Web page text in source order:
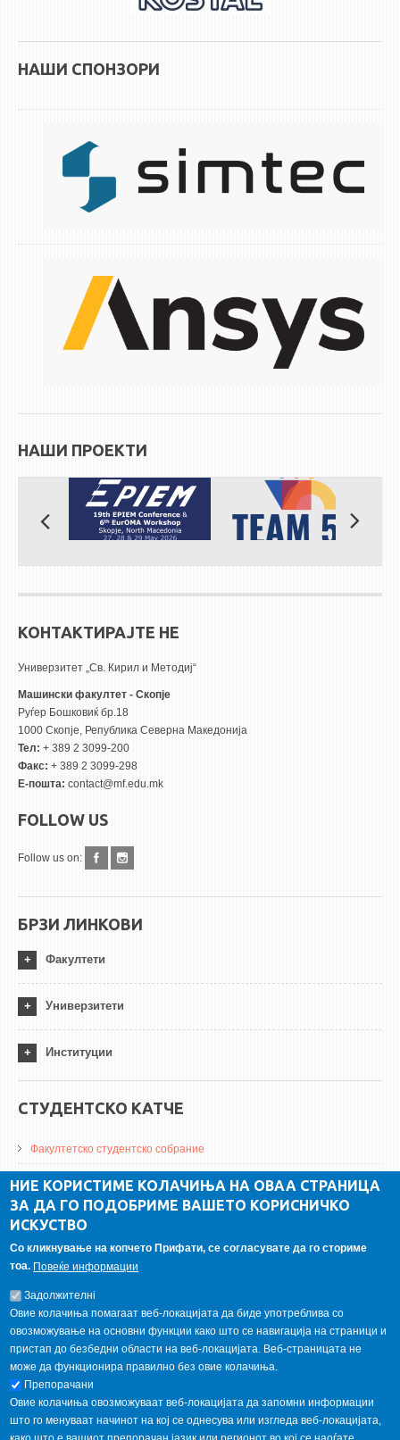
НАШИ СПОНЗОРИ
НАШИ ПРОЕКТИ
КОНТАКТИРАЈТЕ НЕ
Универзитет „Св. Кирил и Методиј“
Машински факултет - Скопје
Руѓер Бошковиќ бр.18
1000 Скопје, Република Северна Македонија
Тел: + 389 2 3099-200
Факс: + 389 2 3099-298
Е-пошта: contact@mf.edu.mk
FOLLOW US
Follow us on:
БРЗИ ЛИНКОВИ
Факултети
Универзитети
Институции
СТУДЕНТСКО КАТЧЕ
Факултетско студентско собрание
ДА Винчи магазин
Алумни асоцијација
ГАЛЕРИЈА
НИЕ КОРИСТИМЕ КОЛАЧИЊА НА ОВАА СТРАНИЦА
ЗА ДА ГО ПОДОБРИМЕ ВАШЕТО КОРИСНИЧКО
ИСКУСТВО
Со кликнување на копчето Прифати, се согласувате да го сториме
тоа. Повеќе информации
Задолжителнi
Овие колачиња помагаат веб-локацијата да биде употреблива со
овозможување на основни функции како што се навигација на страници и
пристап до безбедни области на веб-локацијата. Веб-страницата не
може да функционира правилно без овие колачиња.
Препорачани
Овие колачиња овозможуваат веб-локацијата да запомни информации
што го менуваат начинот на кој се однесува или изгледа веб-локацијата,